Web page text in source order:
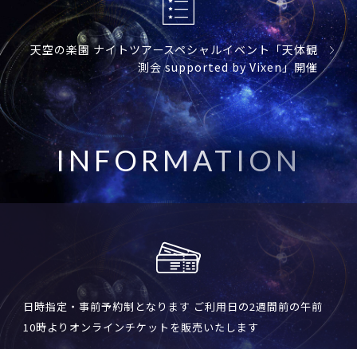
天空の楽園 ナイトツアースペシャルイベント「天体観
測会 supported by Vixen」開催
INFO RMAT IO N
日時指定・事前予約制となります ご利用日の2週間前の午前
10時よりオンラインチケットを販売いたします